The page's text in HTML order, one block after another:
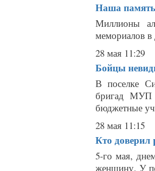
Наша память
Миллионы
мемориалов в
28 мая 11:29
Бойцы
В поселке
бригад
бюджетные
28 мая 11:15
Кто доверил
5-го мая,
женщину. У